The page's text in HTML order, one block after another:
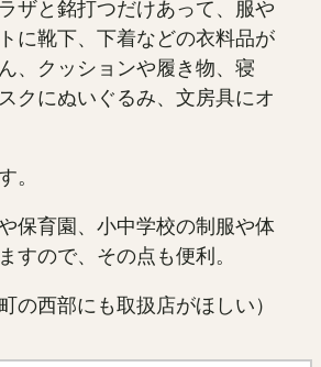
ザと銘打つだけあって、服や
に靴下、下着などの衣料品が
、クッションや履き物、寝
クにぬいぐるみ、文房具にオ
。
保育園、小中学校の制服や体
すので、その点も便利。
の西部にも取扱店がほしい）